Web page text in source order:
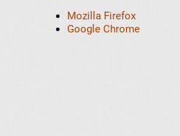
Mozilla Firefox
Google Chrome